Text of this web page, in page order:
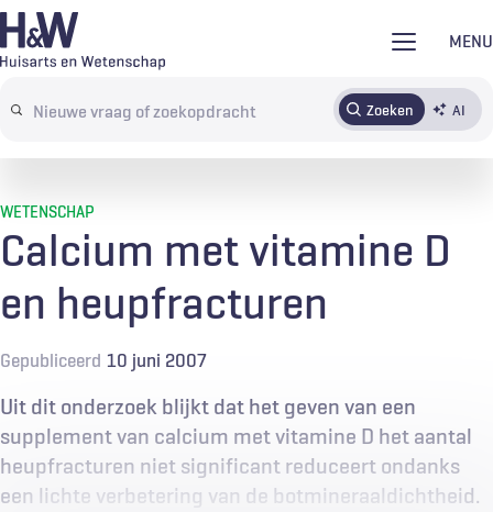
Overslaan
en
de
MENU
Search
terms
Zoeken AI
AbonnerenTijdschrift Inloggen
WETENSCHAP
Calcium met vitamine D
en heupfracturen
Gepubliceerd 10 juni 2007
Uit dit onderzoek blijkt dat het geven van een
supplement van calcium met vitamine D het aantal
heupfracturen niet significant reduceert ondanks
een lichte verbetering van de botmineraaldichtheid.